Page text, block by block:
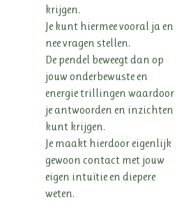
krijgen.
Je kunt hiermee vooral ja en
nee vragen stellen.
De pendel beweegt dan op
jouw onderbewuste en
energie trillingen waardoor
je antwoorden en inzichten
kunt krijgen.
Je maakt hierdoor eigenlijk
gewoon contact met jouw
eigen intuïtie en diepere
weten.